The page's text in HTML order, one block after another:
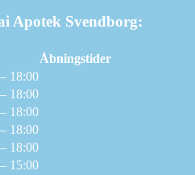
Apotek Svendborg:
Åbningstider
18:00
18:00
18:00
18:00
18:00
15:00